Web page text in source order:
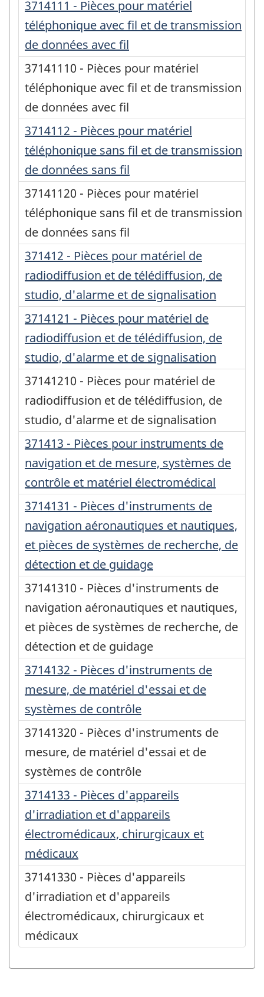
3714111 - Pièces pour matériel
téléphonique avec fil et de transmission
de données avec fil
37141110 - Pièces pour matériel
téléphonique avec fil et de transmission
de données avec fil
3714112 - Pièces pour matériel
téléphonique sans fil et de transmission
de données sans fil
37141120 - Pièces pour matériel
téléphonique sans fil et de transmission
de données sans fil
371412 - Pièces pour matériel de
radiodiffusion et de télédiffusion, de
studio, d'alarme et de signalisation
3714121 - Pièces pour matériel de
radiodiffusion et de télédiffusion, de
studio, d'alarme et de signalisation
37141210 - Pièces pour matériel de
radiodiffusion et de télédiffusion, de
studio, d'alarme et de signalisation
371413 - Pièces pour instruments de
navigation et de mesure, systèmes de
contrôle et matériel électromédical
3714131 - Pièces d'instruments de
navigation aéronautiques et nautiques,
et pièces de systèmes de recherche, de
détection et de guidage
37141310 - Pièces d'instruments de
navigation aéronautiques et nautiques,
et pièces de systèmes de recherche, de
détection et de guidage
3714132 - Pièces d'instruments de
mesure, de matériel d'essai et de
systèmes de contrôle
37141320 - Pièces d'instruments de
mesure, de matériel d'essai et de
systèmes de contrôle
3714133 - Pièces d'appareils
d'irradiation et d'appareils
électromédicaux, chirurgicaux et
médicaux
37141330 - Pièces d'appareils
d'irradiation et d'appareils
électromédicaux, chirurgicaux et
médicaux